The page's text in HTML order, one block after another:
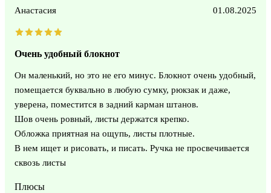
Анастасия 01.08.2025
Очень удобный блокнот
Он маленький, но это не его минус. Блокнот очень удобный,
помещается буквально в любую сумку, рюкзак и даже,
уверена, поместится в задний карман штанов.
Шов очень ровный, листы держатся крепко.
Обложка приятная на ощупь, листы плотные.
В нем ищет и рисовать, и писать. Ручка не просвечивается
сквозь листы
Плюсы